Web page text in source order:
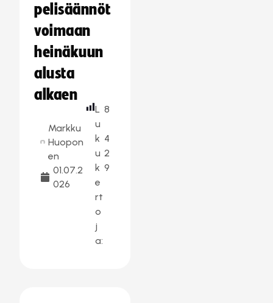
pelisäännöt
voimaan
heinäkuun
alusta
alkaen
Markku
Huopon
en
01.07.2
026
L
u
k
u
k
e
rt
o
j
a:
8
4
2
9